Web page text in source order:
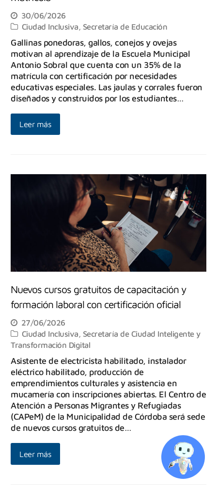
30/06/2026
Ciudad Inclusiva Secretaría de Educación
Gallinas ponedoras, gallos, conejos y ovejas
motivan al aprendizaje de la Escuela Municipal
Antonio Sobral que cuenta con un 35% de la
matrícula con certificación por necesidades
educativas especiales. Las jaulas y corrales fueron
diseñados y construidos por los estudiantes…
Leer más
Nuevos cursos gratuitos de capacitación y
formación laboral con certificación oficial
27/06/2026
Ciudad Inclusiva, Secretaría de Ciudad Inteligente y
Transformación Digital
Asistente de electricista habilitado, instalador
eléctrico habilitado, producción de
emprendimientos culturales y asistencia en
mucamería con inscripciones abiertas. El Centro de
Atención a Personas Migrantes y Refugiadas
(CAPeM) de la Municipalidad de Córdoba será sede
de nuevos cursos gratuitos de…
Leer más